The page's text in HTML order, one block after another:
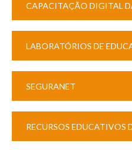
CAPACITAÇÃO DIGITAL
LABORATÓRIOS DE
SEGURANET
RECURSOS EDUCATIVOS